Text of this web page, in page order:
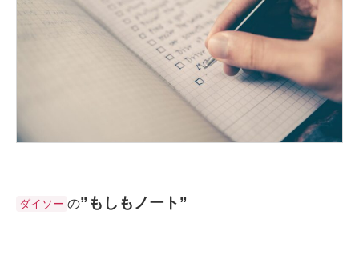
ダイソー の”もしもノート”